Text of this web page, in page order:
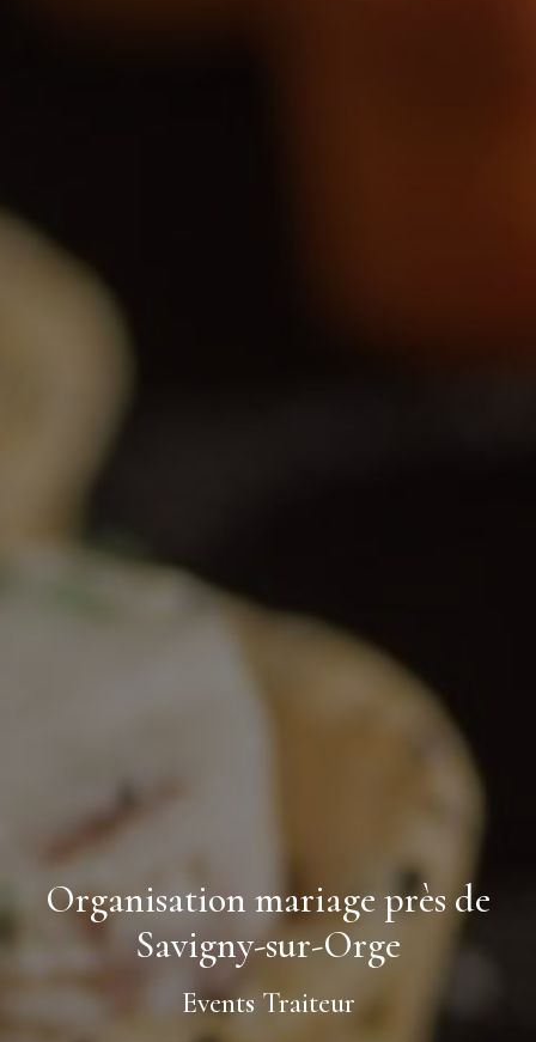
Organisation mariage près de
Savigny-sur-Orge
Events Traiteur